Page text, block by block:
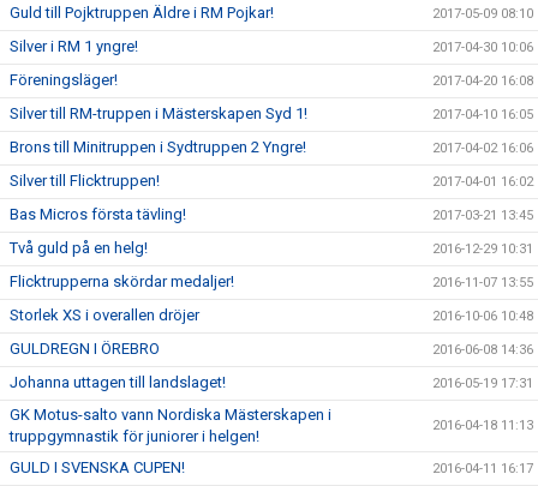
Guld till Pojktruppen Äldre i RM Pojkar! 2017-05-09 08:10
Silver i RM 1 yngre! 2017-04-30 10:06
Föreningsläger! 2017-04-20 16:08
Silver till RM-truppen i Mästerskapen Syd 1! 2017-04-10 16:05
Brons till Minitruppen i Sydtruppen 2 Yngre! 2017-04-02 16:06
Silver till Flicktruppen! 2017-04-01 16:02
Bas Micros första tävling! 2017-03-21 13:45
Två guld på en helg! 2016-12-29 10:31
Flicktrupperna skördar medaljer! 2016-11-07 13:55
Storlek XS i overallen dröjer 2016-10-06 10:48
GULDREGN I ÖREBRO 2016-06-08 14:36
Johanna uttagen till landslaget! 2016-05-19 17:31
GK Motus-salto vann Nordiska Mästerskapen i
truppgymnastik för juniorer i helgen!
2016-04-18 11:13
GULD I SVENSKA CUPEN! 2016-04-11 16:17